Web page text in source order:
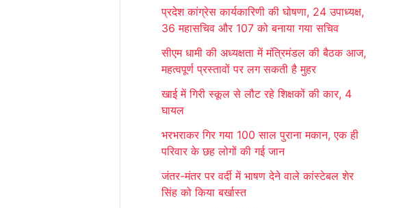
h
f
o
प्रदेश कांग्रेस कार्यकारिणी की घोषणा, 24 उपाध्यक्ष,
36 महासचिव और 107 को बनाया गया सचिव
सीएम धामी की अध्यक्षता में मंत्रिमंडल की बैठक आज,
महत्वपूर्ण प्रस्तावों पर लग सकती है मुहर
खाई में गिरी स्कूल से लौट रहे शिक्षकों की कार, 4
घायल
भरभराकर गिर गया 100 साल पुराना मकान, एक ही
परिवार के छह लोगों की गई जान
जंतर-मंतर पर वर्दी में भाषण देने वाले कांस्टेबल शेर
सिंह को किया बर्खास्त